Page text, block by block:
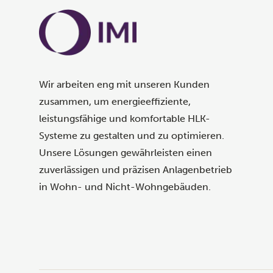
Wir arbeiten eng mit unseren Kunden
zusammen, um energieeffiziente,
leistungsfähige und komfortable HLK-
Systeme zu gestalten und zu optimieren.
Unsere Lösungen gewährleisten einen
zuverlässigen und präzisen Anlagenbetrieb
in Wohn- und Nicht-Wohngebäuden.